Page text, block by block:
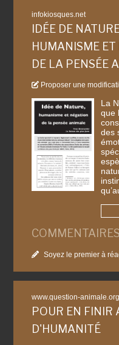
infokiosques.net
IDÉE DE
HUMANISME ET
DE LA PENSÉE
Proposer une
La
que
des
Soyez le premier à
www.question-animale.org
POUR EN FINIR
D'HUMANITÉ